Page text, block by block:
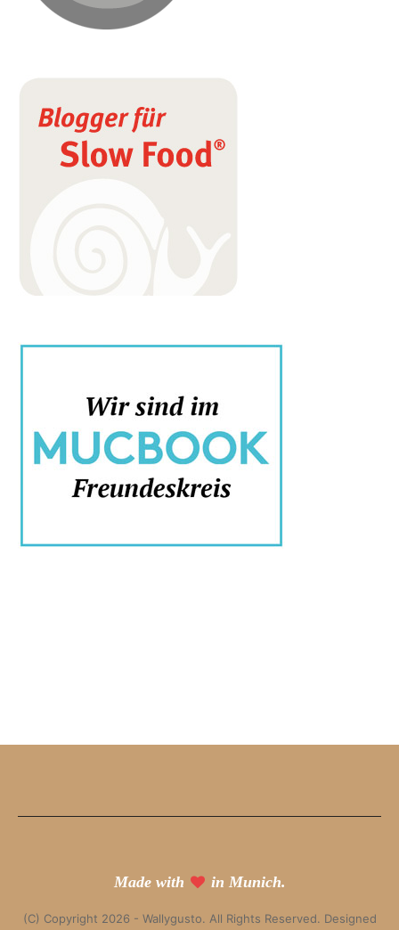
Made with in Munich.
(C) Copyright 2026 - Wallygusto. All Rights Reserved. Designed